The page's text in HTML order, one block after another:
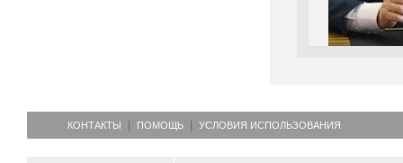
КОНТАКТЫ ПОМОЩЬ УСЛОВИЯ ИСПОЛЬЗОВАНИЯ